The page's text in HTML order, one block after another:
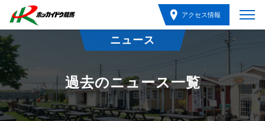
アクセス情報
ニュース
過去のニュース一覧